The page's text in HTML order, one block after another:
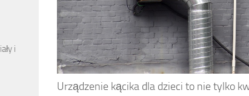
Urządzenie kącika dla dzieci to nie tylko
i